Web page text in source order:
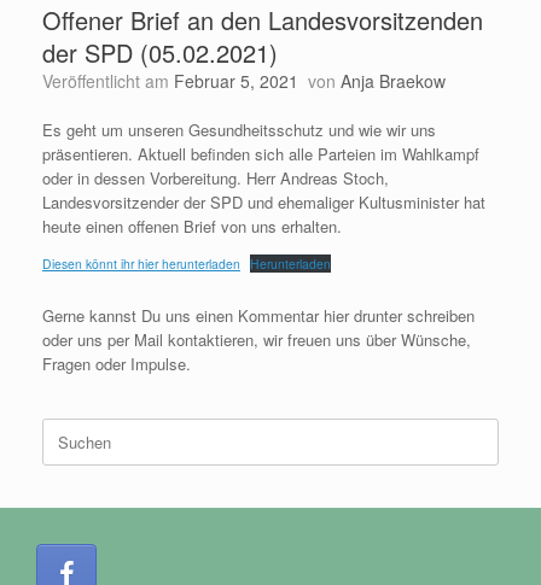
Offener Brief an den Landesvorsitzenden
der SPD (05.02.2021)
Veröffentlicht am Februar 5, 2021 von Anja Braekow
Es geht um unseren Gesundheitsschutz und wie wir uns
präsentieren. Aktuell befinden sich alle Parteien im Wahlkampf
oder in dessen Vorbereitung. Herr Andreas Stoch,
Landesvorsitzender der SPD und ehemaliger Kultusminister hat
heute einen offenen Brief von uns erhalten.
Diesen könnt ihr hier herunterladen Herunterladen
Gerne kannst Du uns einen Kommentar hier drunter schreiben
oder uns per Mail kontaktieren, wir freuen uns über Wünsche,
Fragen oder Impulse.
Suchen
nach: